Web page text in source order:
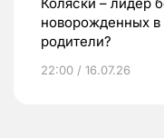
новорожденных
родители?
22:00 / 16.07.26